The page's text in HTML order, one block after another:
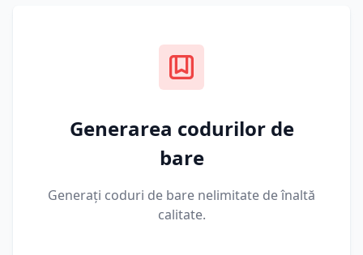
Generarea codurilor de
bare
Generați coduri de bare nelimitate de înaltă
calitate.